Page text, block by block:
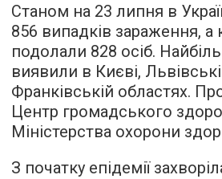
Станом на 23 липня в
856 випадків зараження, а
подолали 828 осіб.
виявили в Києві,
Франківській областях.
Центр громадського
Міністерства охорони
З початку епідемії